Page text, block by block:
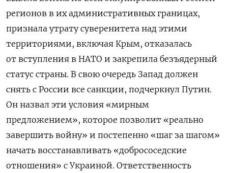
регионов в их административных границах,
признала утрату суверенитета над этими
территориями, включая Крым, отказалась
от вступления в НАТО и закрепила безъядерный
статус страны. В свою очередь Запад должен
снять с России все санкции, подчеркнул Путин.
Он назвал эти условия «мирным
предложением», которое позволит «реально
завершить войну» и постепенно «шаг за шагом»
начать восстанавливать «добрососедские
отношения» с Украиной. Ответственность